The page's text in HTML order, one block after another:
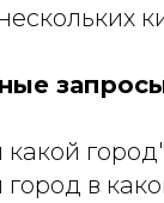
какой город"
в